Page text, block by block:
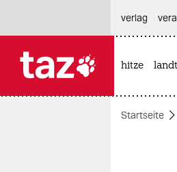
themen
verlag
hitze
Startseite